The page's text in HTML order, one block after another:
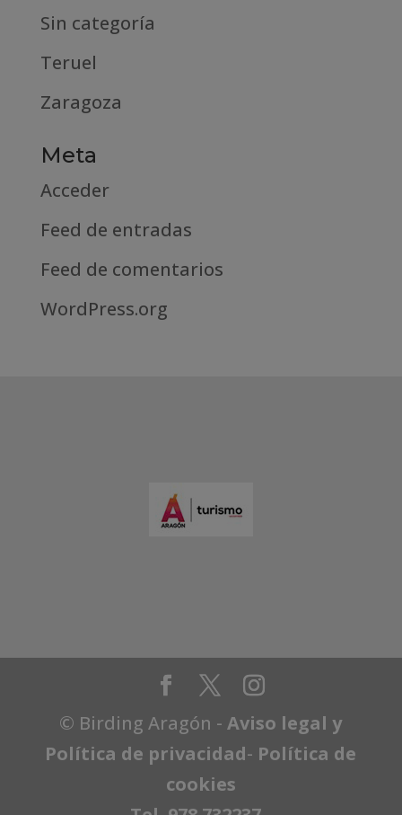
Sin categoría
Teruel
Zaragoza
Meta
Acceder
Feed de entradas
Feed de comentarios
WordPress.org
© Birding Aragón -Aviso legal y
Política de privacidad- Política de
cookies